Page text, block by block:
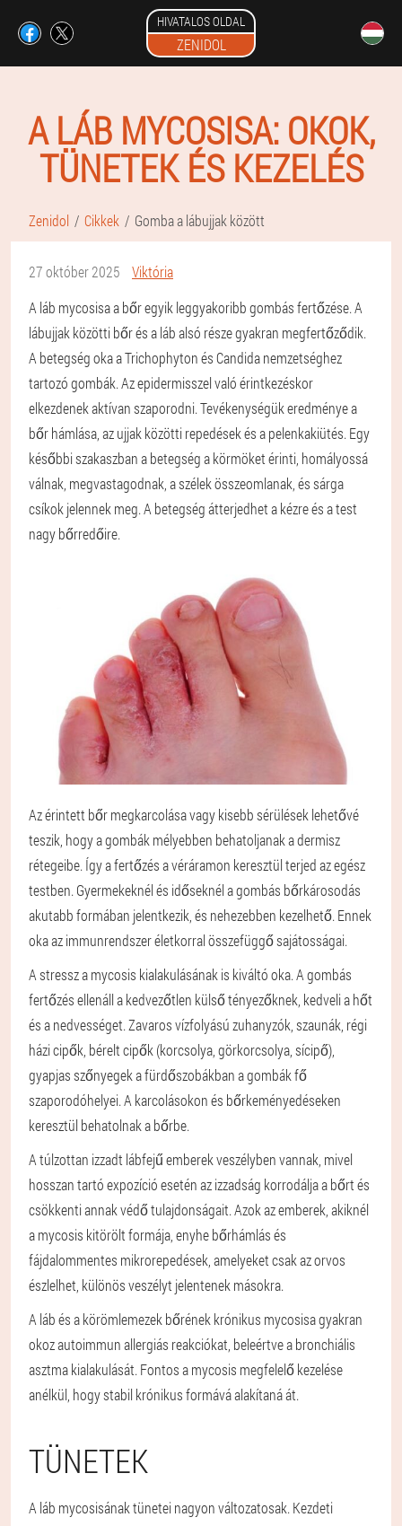
HIVATALOS OLDAL
ZENIDOL
A LÁB MYCOSISA: OKOK,
TÜNETEK ÉS KEZELÉS
Zenidol Cikkek Gomba a lábujjak között
27 október 2025
Viktória
A láb mycosisa a bőr egyik leggyakoribb gombás fertőzése. A
lábujjak közötti bőr és a láb alsó része gyakran megfertőződik.
A betegség oka a Trichophyton és Candida nemzetséghez
tartozó gombák. Az epidermisszel való érintkezéskor
elkezdenek aktívan szaporodni. Tevékenységük eredménye a
bőr hámlása, az ujjak közötti repedések és a pelenkakiütés. Egy
későbbi szakaszban a betegség a körmöket érinti, homályossá
válnak, megvastagodnak, a szélek összeomlanak, és sárga
csíkok jelennek meg. A betegség átterjedhet a kézre és a test
nagy bőrredőire.
Az érintett bőr megkarcolása vagy kisebb sérülések lehetővé
teszik, hogy a gombák mélyebben behatoljanak a dermisz
rétegeibe. Így a fertőzés a véráramon keresztül terjed az egész
testben. Gyermekeknél és időseknél a gombás bőrkárosodás
akutabb formában jelentkezik, és nehezebben kezelhető. Ennek
oka az immunrendszer életkorral összefüggő sajátosságai.
A stressz a mycosis kialakulásának is kiváltó oka. A gombás
fertőzés ellenáll a kedvezőtlen külső tényezőknek, kedveli a hőt
és a nedvességet. Zavaros vízfolyású zuhanyzók, szaunák, régi
házi cipők, bérelt cipők (korcsolya, görkorcsolya, sícipő),
gyapjas szőnyegek a fürdőszobákban a gombák fő
szaporodóhelyei. A karcolásokon és bőrkeményedéseken
keresztül behatolnak a bőrbe.
A túlzottan izzadt lábfejű emberek veszélyben vannak, mivel
hosszan tartó expozíció esetén az izzadság korrodálja a bőrt és
csökkenti annak védő tulajdonságait. Azok az emberek, akiknél
a mycosis kitörölt formája, enyhe bőrhámlás és
fájdalommentes mikrorepedések, amelyeket csak az orvos
észlelhet, különös veszélyt jelentenek másokra.
A láb és a körömlemezek bőrének krónikus mycosisa gyakran
okoz autoimmun allergiás reakciókat, beleértve a bronchiális
asztma kialakulását. Fontos a mycosis megfelelő kezelése
anélkül, hogy stabil krónikus formává alakítaná át.
TÜNETEK
A láb mycosisának tünetei nagyon változatosak. Kezdeti